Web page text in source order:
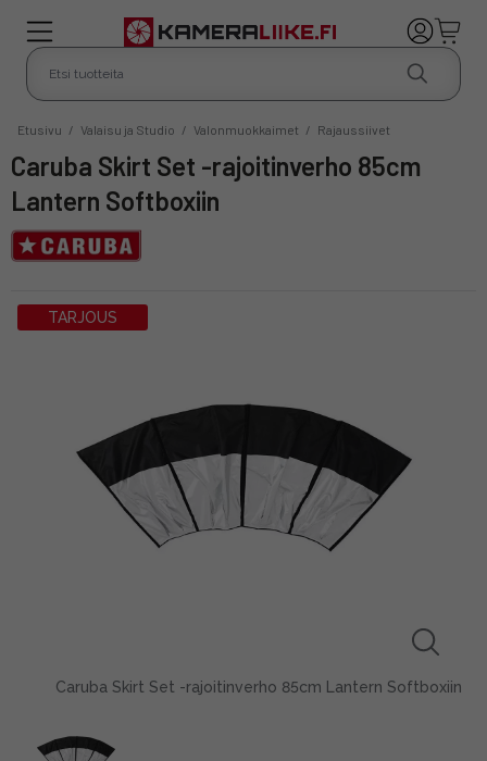
Etusivu / Valaisu ja Studio / Valonmuokkaimet / Rajaussiivet
Caruba Skirt Set -rajoitinverho 85cm
Lantern Softboxiin
TARJOUS
Caruba Skirt Set -rajoitinverho 85cm Lantern Softboxiin